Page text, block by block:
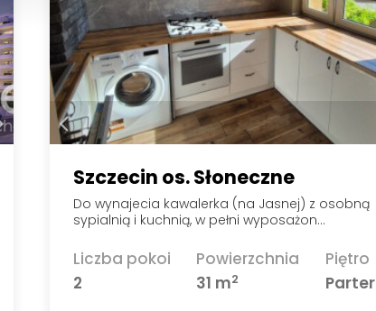
Szczecin os. Słoneczne
Do wynajecia kawalerka (na Jasnej) z osobną
sypialnią i kuchnią, w pełni wyposażon…
Liczba pokoi
2
Powierzchnia
31 m2
Piętro
Parter